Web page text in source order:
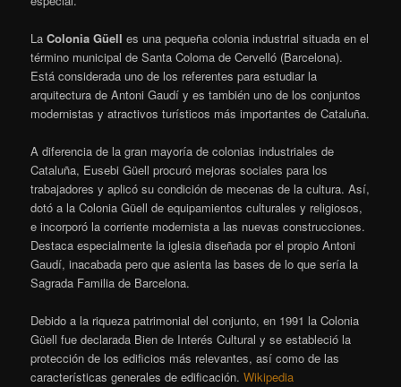
LaColonia Güell es una pequeña colonia industrial situada en el
término municipal de Santa Coloma de Cervelló (Barcelona).
Está considerada uno de los referentes para estudiar la
arquitectura de Antoni Gaudí y es también uno de los conjuntos
modernistas y atractivos turísticos más importantes de Cataluña.
A diferencia de la gran mayoría de colonias industriales de
Cataluña, Eusebi Güell procuró mejoras sociales para los
trabajadores y aplicó su condición de mecenas de la cultura. Así,
dotó a la Colonia Güell de equipamientos culturales y religiosos,
e incorporó la corriente modernista a las nuevas construcciones.
Destaca especialmente la iglesia diseñada por el propio Antoni
Gaudí, inacabada pero que asienta las bases de lo que sería la
Sagrada Familia de Barcelona.
Debido a la riqueza patrimonial del conjunto, en 1991 la Colonia
Güell fue declarada Bien de Interés Cultural y se estableció la
protección de los edificios más relevantes, así como de las
características generales de edificación.Wikipedia